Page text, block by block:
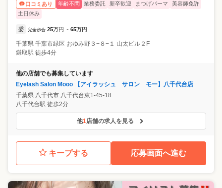
口コミあり
年齢不問 業務委託 新卒歓迎 まつげパーマ
美容師免許
土日休み
委 完全歩合 25万円 ~ 65万円
千葉県 千葉市緑区 おゆみ野３−８−１ 山太ビル２F
鎌取駅 徒歩4分
他の店舗でも募集しています
Eyelash Salon Mooo 【アイラッシュ サロン モー】八千代台店
千葉県 八千代市 八千代台東1-45-18
八千代台駅 徒歩2分
他1店舗の求人を見る
キープする 応募画面へ進む